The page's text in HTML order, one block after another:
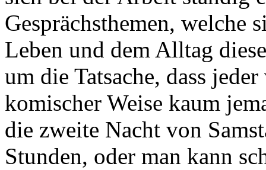
Gesprächsthemen, welche
Leben und dem Alltag
um die Tatsache, dass
komischer Weise kaum
die zweite Nacht von
Stunden, oder man kann